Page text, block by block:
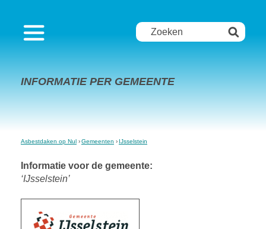
INFORMATIE PER GEMEENTE
Asbestdaken op Nul Gemeenten IJsselstein
Informatie voor de gemeente:
‘IJsselstein’